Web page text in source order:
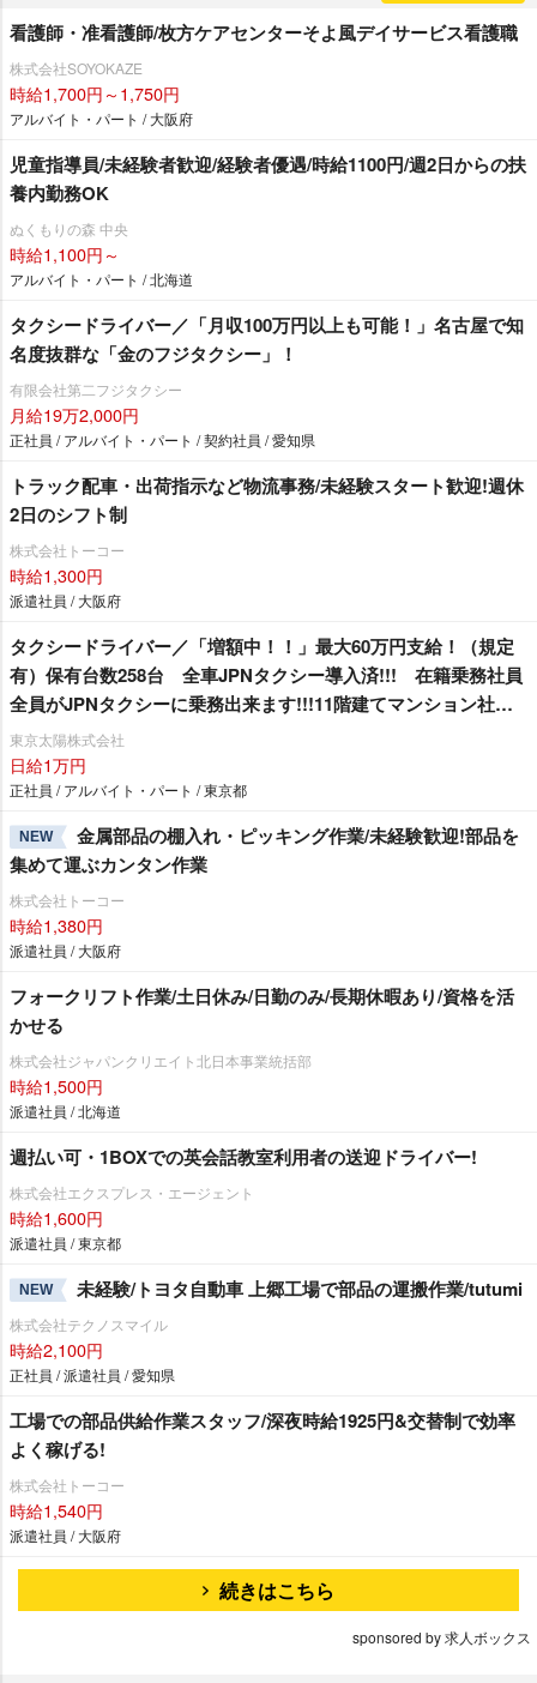
看護師・准看護師/枚方ケアセンターそよ風デイサービス看護職
株式会社SOYOKAZE
時給1,700円～1,750円
アルバイト・パート / 大阪府
児童指導員/未経験者歓迎/経験者優遇/時給1100円/週2日からの扶
養内勤務OK
ぬくもりの森 中央
時給1,100円～
アルバイト・パート / 北海道
タクシードライバー／「月収100万円以上も可能！」名古屋で知
名度抜群な「金のフジタクシー」！
有限会社第二フジタクシー
月給19万2,000円
正社員 / アルバイト・パート / 契約社員 / 愛知県
トラック配車・出荷指示など物流事務/未経験スタート歓迎!週休
2日のシフト制
株式会社トーコー
時給1,300円
派遣社員 / 大阪府
タクシードライバー／「増額中！！」最大60万円支給！（規定
有）保有台数258台 全車JPNタクシー導入済!!! 在籍乗務社員
全員がJPNタクシーに乗務出来ます!!!11階建てマンション社
宅 1R1年間家賃無料！（規定有）
東京太陽株式会社
日給1万円
正社員 / アルバイト・パート / 東京都
NEW
金属部品の棚入れ・ピッキング作業/未経験歓迎!部品を
集めて運ぶカンタン作業
株式会社トーコー
時給1,380円
派遣社員 / 大阪府
フォークリフト作業/土日休み/日勤のみ/長期休暇あり/資格を活
かせる
株式会社ジャパンクリエイト北日本事業統括部
時給1,500円
派遣社員 / 北海道
週払い可・1BOXでの英会話教室利用者の送迎ドライバー!
株式会社エクスプレス・エージェント
時給1,600円
派遣社員 / 東京都
NEW 未経験/トヨタ自動車 上郷工場で部品の運搬作業/tutumi
株式会社テクノスマイル
時給2,100円
正社員 / 派遣社員 / 愛知県
工場での部品供給作業スタッフ/深夜時給1925円&交替制で効率
よく稼げる!
株式会社トーコー
時給1,540円
派遣社員 / 大阪府
続きはこちら
sponsored by 求人ボックス